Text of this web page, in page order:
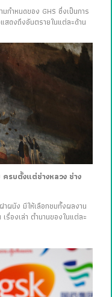
ำหนดของ GHS ซึ่งเป็นการ
สดงถึงอันตรายในแต่ละด้าน
รบตั้งแต่ช่างหลวง ช่าง
ผนัง มีให้เลือกชมทั้งผลงาน
รื่องเล่า ตำนานของในแต่ละ